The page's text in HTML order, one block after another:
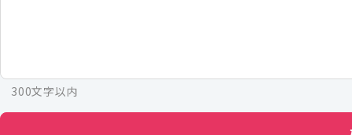
300文字以内